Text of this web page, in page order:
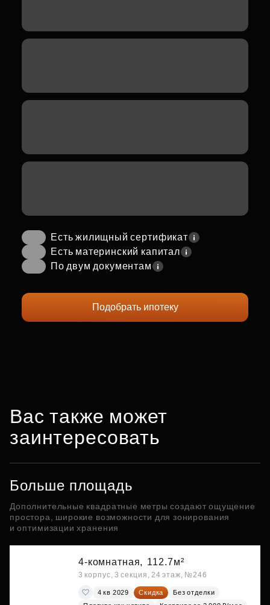
Есть жилищный сертификат
Есть материнский капитал
По двум документам
Подобрать ипотеку
Вас также может
заинтересовать
Больше площадь
Дополнительные квадратные метры создают ощущение
простора, широкие возможности для зонирования
и оптимизации хранения
4-комнатная, 112.7м²
3 корпус, 3 секция, 24 этаж, №246
4 кв 2029 Скидка
Без отделки